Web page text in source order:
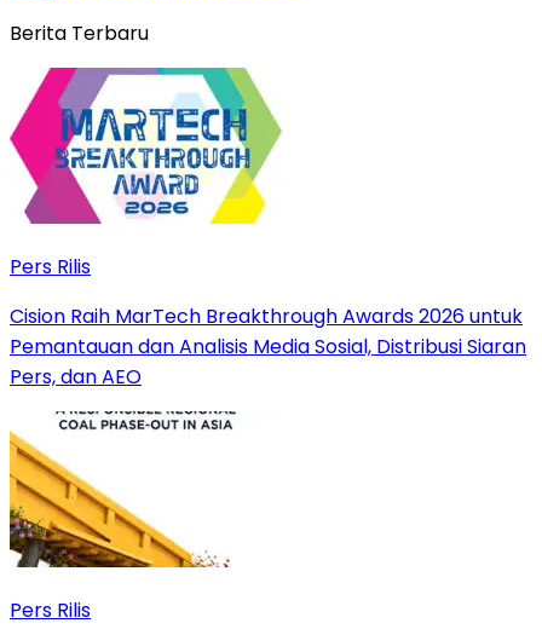
Berita Terbaru
Pers Rilis
Cision Raih MarTech Breakthrough Awards 2026 untuk
Pemantauan dan Analisis Media Sosial, Distribusi Siaran
Pers, dan AEO
Pers Rilis